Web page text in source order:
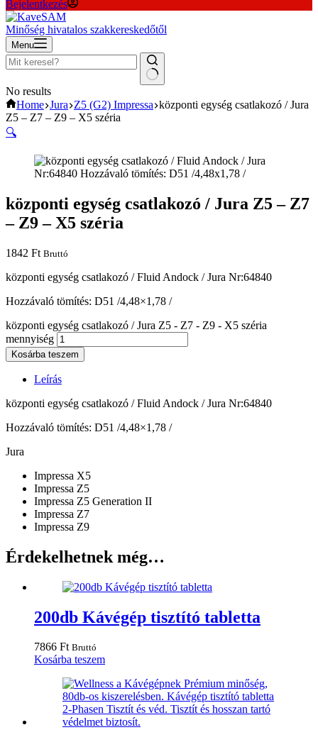
Bejelentkezés
Minőség hivatalos szakkereskedőtől
Menu
No results
Home Jura Z5 (G2) Impressa központi egység csatlakozó / Jura
Z5 – Z7 – Z9 – X5 széria
🔍
központi egység csatlakozó / Jura Z5 – Z7
– Z9 – X5 széria
1842 Ft Bruttó
központi egység csatlakozó / Fluid Andock / Jura Nr:64840
Hozzávaló tömítés: D51 /4,48×1,78 /
központi egység csatlakozó / Jura Z5 - Z7 - Z9 - X5 széria
mennyiség
Kosárba teszem
Leírás
központi egység csatlakozó / Fluid Andock / Jura Nr:64840
Hozzávaló tömítés: D51 /4,48×1,78 /
Jura
Impressa X5
Impressa Z5
Impressa Z5 Generation II
Impressa Z7
Impressa Z9
Érdekelhetnek még…
200db Kávégép tisztító tabletta
7866 Ft Bruttó
Kosárba teszem